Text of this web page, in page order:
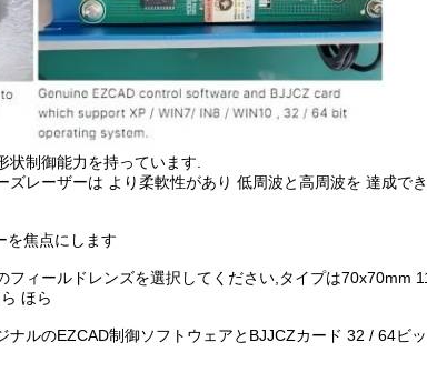
状制御能力を持っています.
レーザーは より柔軟性があり 低周波と高周波を 達成で
を焦点にします
ィールドレンズを選択してください,タイプは70x70mm
ほら
ルのEZCAD制御ソフトウェアとBJJCZカード 32 / 64ビッ